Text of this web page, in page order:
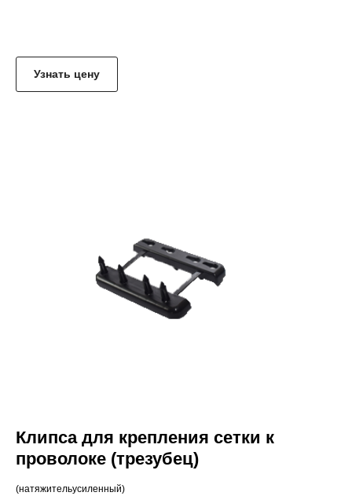
Узнать цену
Клипса для крепления сетки к
проволоке (трезубец)
(натяжительусиленный)